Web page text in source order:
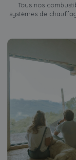
Tous nos
systèmes de